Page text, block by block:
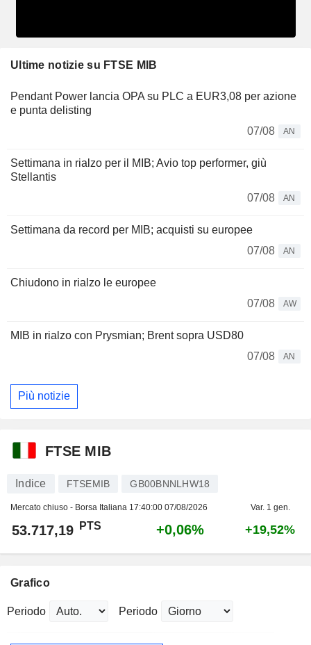
Ultime notizie su FTSE MIB
Pendant Power lancia OPA su PLC a EUR3,08 per azione
e punta delisting
07/08
AN
Settimana in rialzo per il MIB; Avio top performer, giù
Stellantis
07/08
AN
Settimana da record per MIB; acquisti su europee
07/08
AN
Chiudono in rialzo le europee
07/08
AW
MIB in rialzo con Prysmian; Brent sopra USD80
07/08
AN
Più notizie
FTSE MIB
Indice FTSEMIB GB00BNNLHW18
Mercato chiuso - Borsa Italiana 17:40:00 07/08/2026 Var. 1 gen.
53.717,19 PTS +0,06% +19,52%
Grafico
Periodo Periodo